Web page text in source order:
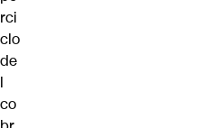
rci
clo
de
l
co